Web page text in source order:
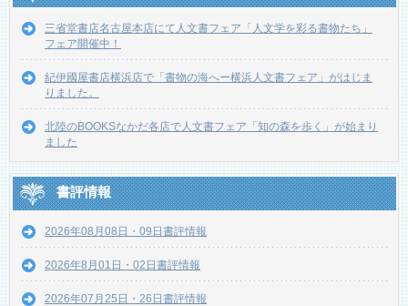
三省堂書店名古屋本店にて人文書フェア「人文学を彩る書物たち」
フェア開催中！
紀伊國屋書店横浜店で「書物の海へー横浜人文書フェア」がはじま
りました。
北陸のBOOKSなかだ各店で人文書フェア「知の森を歩く」が始まり
ました
書評情報
2026年08月08日・09日書評情報
2026年8月01日・02日書評情報
2026年07月25日・26日書評情報